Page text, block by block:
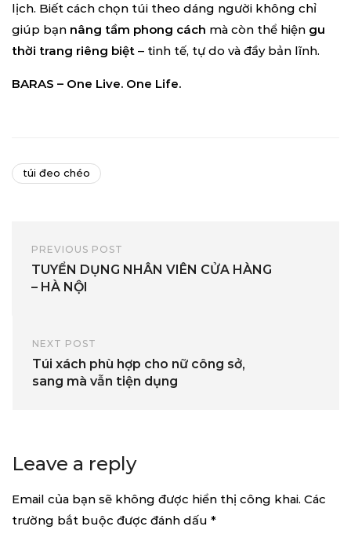
lịch. Biết cách chọn túi theo dáng người không chỉ
giúp bạn nâng tầm phong cách mà còn thể hiện gu
thời trang riêng biệt – tinh tế, tự do và đầy bản lĩnh.
BARAS – One Live. One Life.
túi đeo chéo
PREVIOUS POST
TUYỂN DỤNG NHÂN VIÊN CỬA HÀNG
– HÀ NỘI
NEXT POST
Túi xách phù hợp cho nữ công sở,
sang mà vẫn tiện dụng
Leave a reply
Email của bạn sẽ không được hiển thị công khai. Các
trường bắt buộc được đánh dấu *